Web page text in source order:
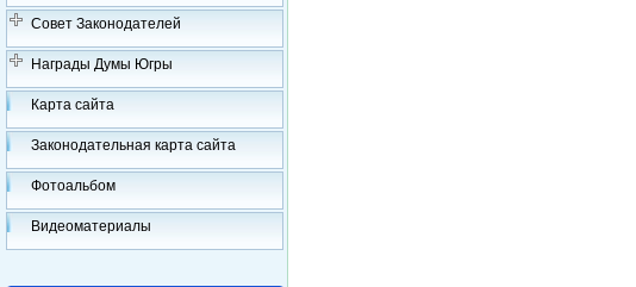
Совет Законодателей
Награды Думы Югры
Карта сайта
Законодательная карта сайта
Фотоальбом
Видеоматериалы